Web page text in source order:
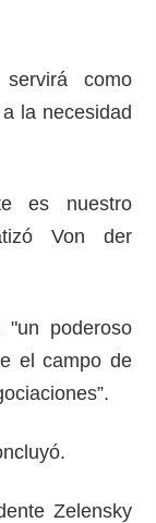
como
la necesidad
es nuestro
Von der
"un poderoso
el campo de
Zelensky